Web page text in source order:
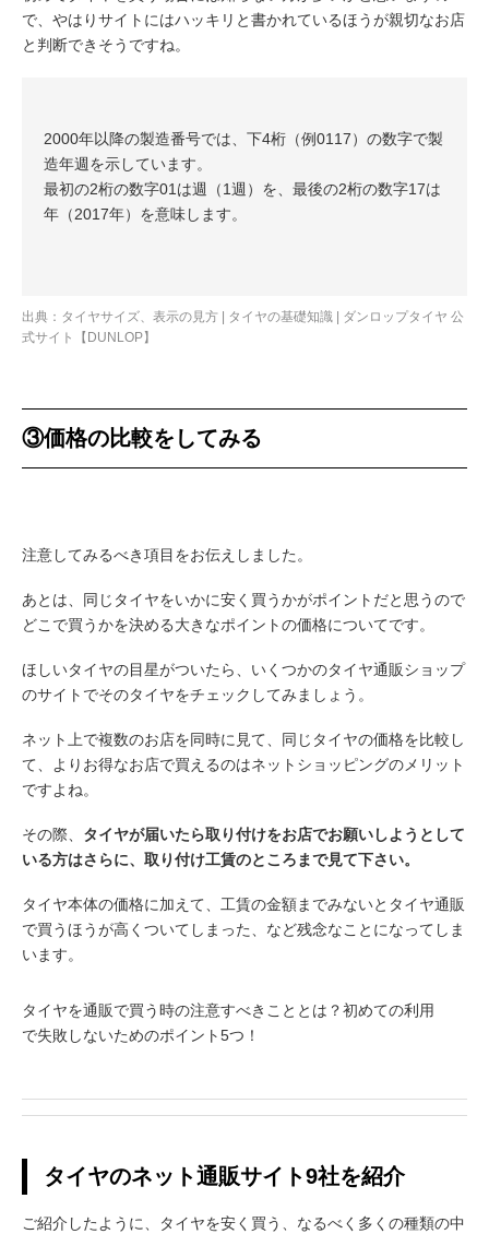
で、やはりサイトにはハッキリと書かれているほうが親切なお店
と判断できそうですね。
2000年以降の製造番号では、下4桁（例0117）の数字で製
造年週を示しています。
最初の2桁の数字01は週（1週）を、最後の2桁の数字17は
年（2017年）を意味します。
出典： タイヤサイズ、表示の見方 | タイヤの基礎知識 | ダンロップタイヤ 公
式サイト【DUNLOP】
③価格の比較をしてみる
注意してみるべき項目をお伝えしました。
あとは、同じタイヤをいかに安く買うかがポイントだと思うので
どこで買うかを決める大きなポイントの価格についてです。
ほしいタイヤの目星がついたら、いくつかのタイヤ通販ショップ
のサイトでそのタイヤをチェックしてみましょう。
ネット上で複数のお店を同時に見て、同じタイヤの価格を比較し
て、よりお得なお店で買えるのはネットショッピングのメリット
ですよね。
その際、 タイヤが届いたら取り付けをお店でお願いしようとして
いる方はさらに、取り付け工賃のところまで見て下さい。
タイヤ本体の価格に加えて、工賃の金額までみないとタイヤ通販
で買うほうが高くついてしまった、など残念なことになってしま
います。
タイヤを通販で買う時の注意すべきこととは？初めての利用
で失敗しないためのポイント5つ！
タイヤのネット通販サイト9社を紹介
ご紹介したように、タイヤを安く買う、なるべく多くの種類の中